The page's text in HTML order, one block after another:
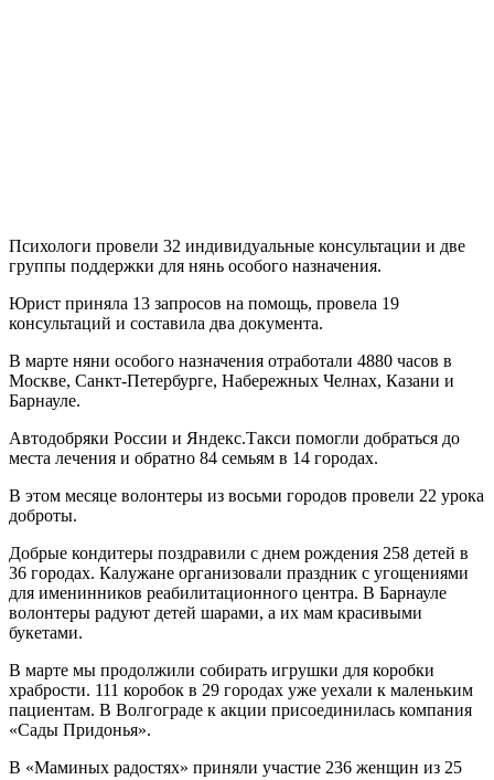
Психологи провели 32 индивидуальные консультации и две
группы поддержки для нянь особого назначения.
Юрист приняла 13 запросов на помощь, провела 19
консультаций и составила два документа.
В марте няни особого назначения отработали 4880 часов в
Москве, Санкт-Петербурге, Набережных Челнах, Казани и
Барнауле.
Автодобряки России и Яндекс.Такси помогли добраться до
места лечения и обратно 84 семьям в 14 городах.
В этом месяце волонтеры из восьми городов провели 22 урока
доброты.
Добрые кондитеры поздравили с днем рождения 258 детей в
36 городах. Калужане организовали праздник с угощениями
для именинников реабилитационного центра. В Барнауле
волонтеры радуют детей шарами, а их мам красивыми
букетами.
В марте мы продолжили собирать игрушки для коробки
храбрости. 111 коробок в 29 городах уже уехали к маленьким
пациентам. В Волгограде к акции присоединилась компания
«Сады Придонья».
В «Маминых радостях» приняли участие 236 женщин из 25